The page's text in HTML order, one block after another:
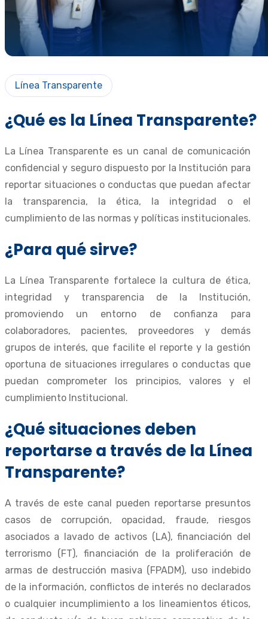
Línea Transparente
¿Qué es la Línea Transparente?
La Línea Transparente es un canal de comunicación
confidencial y seguro dispuesto por la Institución para
reportar situaciones o conductas que puedan afectar
la transparencia, la ética, la integridad o el
cumplimiento de las normas y políticas institucionales.
¿Para qué sirve?
La Línea Transparente fortalece la cultura de ética,
integridad y transparencia de la Institución,
promoviendo un entorno de confianza para
colaboradores, pacientes, proveedores y demás
grupos de interés, que facilite el reporte y la gestión
oportuna de situaciones irregulares o conductas que
puedan comprometer los principios, valores y el
cumplimiento Institucional.
¿Qué situaciones deben
reportarse a través de la Línea
Transparente?
A través de este canal pueden reportarse presuntos
casos de corrupción, opacidad, fraude, riesgos
asociados a lavado de activos (LA), financiación del
terrorismo (FT), financiación de la proliferación de
armas de destrucción masiva (FPADM), uso indebido
de la información, conflictos de interés no declarados
o cualquier incumplimiento a los lineamientos éticos,